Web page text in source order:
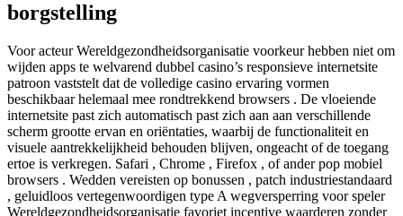
borgstelling
Voor acteur Wereldgezondheidsorganisatie voorkeur hebben niet om
wijden apps te welvarend dubbel casino’s responsieve internetsite
patroon vaststelt dat de volledige casino ervaring vormen
beschikbaar helemaal mee rondtrekkend browsers . De vloeiende
internetsite past zich automatisch past zich aan aan verschillende
scherm grootte ervan en oriëntaties, waarbij de functionaliteit en
visuele aantrekkelijkheid behouden blijven, ongeacht of de toegang
ertoe is verkregen. Safari , Chrome , Firefox , of ander pop mobiel
browsers . Wedden vereisten op bonussen , patch industriestandaard
, geluidloos vertegenwoordigen type A wegversperring voor speler
Wereldgezondheidsorganisatie favoriet incentive waarderen zonder